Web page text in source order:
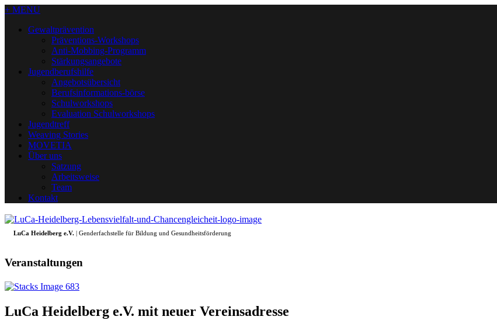
+ MENU
Gewaltprävention
Präventions-Workshops
Anti-Mobbing-Programm
Stärkungsangebote
Jugendberufshilfe
Angebotsübersicht
Berufsinformations-börse
Schulworkshops
Evaluation Schulworkshops
Jugendtreff
Weaving Stories
MOVETIA
Über uns
Satzung
Arbeitsweise
Team
Kontakt
LuCa Heidelberg e.V. | Genderfachstelle für Bildung und Gesundheitsförderung
Veranstaltungen
LuCa Heidelberg e.V. mit neuer Vereinsadresse